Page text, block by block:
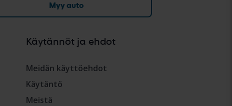
Myy auto
Käytännöt ja ehdot
Meidän käyttöehdot
Käytäntö
Meistä